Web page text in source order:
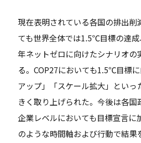
現在表明されている各国の排出削
ても世界全体では1.5℃目標の達
年ネットゼロに向けたシナリオの
る。COP27においても1.5℃目標
アップ」「スケール拡大」といっ
きく取り上げられた。今後は各国
企業レベルにおいても目標宣言に
のような時間軸および行動で結果